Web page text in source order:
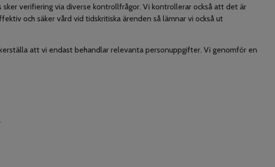
verifiering via diverse kontrollfrågor. Vi kontrollerar också att det är
och säker vård vid tidskritiska ärenden så lämnar vi också ut
att vi endast behandlar relevanta personuppgifter. Vi genomför en